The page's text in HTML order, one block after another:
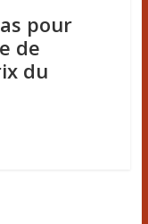
pour
de
du